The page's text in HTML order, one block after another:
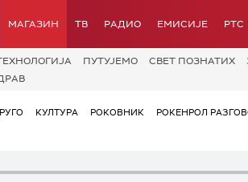
МАГАЗИН ТВ РАДИО ЕМИСИЈЕ РТС
ПУТУЈЕМО СВЕТ ПОЗНАТИХ
КУЛТУРА РОКОВНИК РОКЕНРОЛ